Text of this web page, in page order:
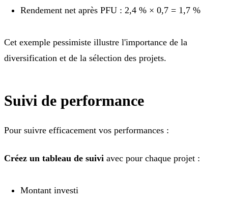
Rendement net après PFU : 2,4 % × 0,7 = 1,7 %
Cet exemple pessimiste illustre l'importance de la
diversification et de la sélection des projets.
Suivi de performance
Pour suivre efficacement vos performances :
Créez un tableau de suivi avec pour chaque projet :
Montant investi